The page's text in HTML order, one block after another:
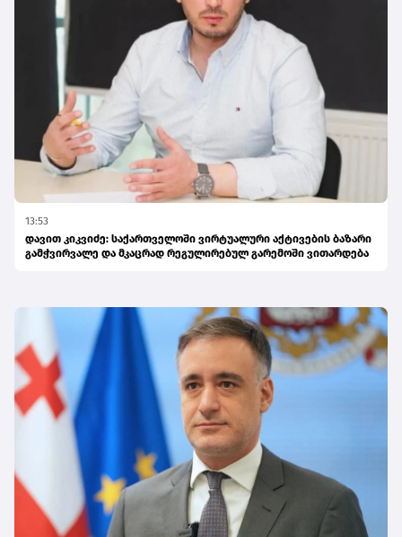
13:53
დავით კიკვიძე: საქართველოში ვირტუალური აქტივების ბაზარი
გამჭვირვალე და მკაცრად რეგულირებულ გარემოში ვითარდება